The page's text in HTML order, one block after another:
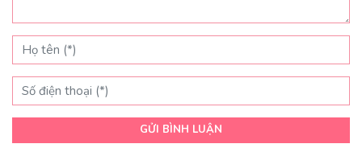
GỬI BÌNH LUẬN